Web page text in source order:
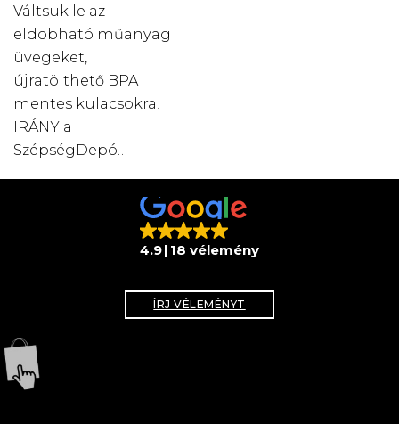
Váltsuk le az
eldobható műanyag
üvegeket,
újratölthető BPA
mentes kulacsokra!
IRÁNY a
SzépségDepó…
4.9 18 vélemény
ÍRJ VÉLEMÉNYT